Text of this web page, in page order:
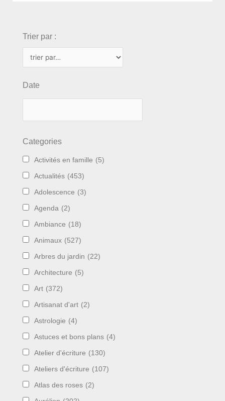
Trier par :
Date
Categories
Activités en famille (5)
Actualités (453)
Adolescence (3)
Agenda (2)
Ambiance (18)
Animaux (527)
Arbres du jardin (22)
Architecture (5)
Art (372)
Artisanat d'art (2)
Astrologie (4)
Astuces et bons plans (4)
Atelier d'écriture (130)
Ateliers d'écriture (107)
Atlas des roses (2)